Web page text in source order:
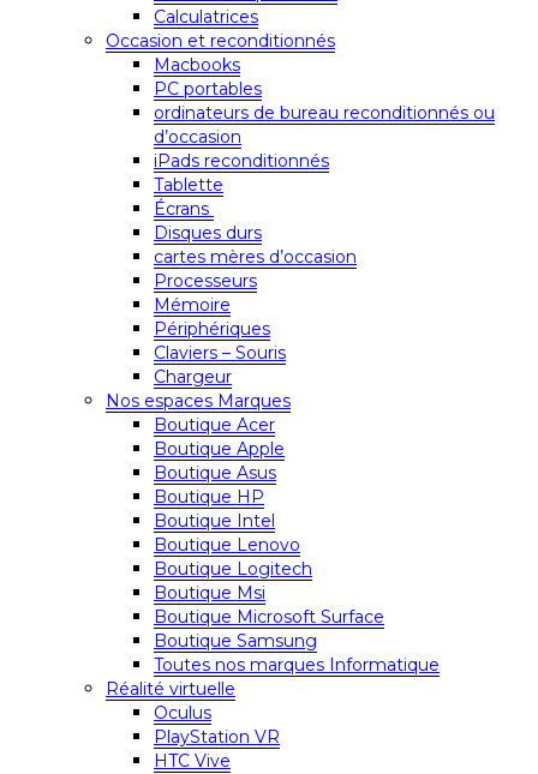
Calculatrices
Occasion et reconditionnés
Macbooks
PC portables
ordinateurs de bureau reconditionnés ou
d’occasion
iPads reconditionnés
Tablette
Écrans
Disques durs
cartes mères d’occasion
Processeurs
Mémoire
Périphériques
Claviers – Souris
Chargeur
Nos espaces Marques
Boutique Acer
Boutique Apple
Boutique Asus
Boutique HP
Boutique Intel
Boutique Lenovo
Boutique Logitech
Boutique Msi
Boutique Microsoft Surface
Boutique Samsung
Toutes nos marques Informatique
Réalité virtuelle
Oculus
PlayStation VR
HTC Vive